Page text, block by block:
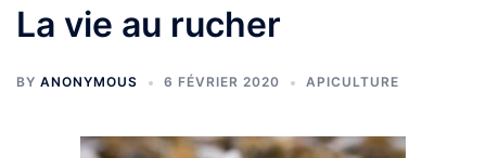
La vie au rucher
BY ANONYMOUS 6 FÉVRIER 2020 APICULTURE